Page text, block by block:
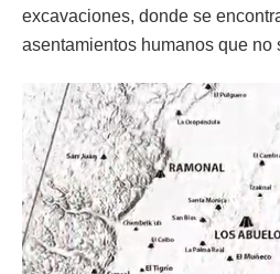
excavaciones, donde se
asentamientos humanos que no